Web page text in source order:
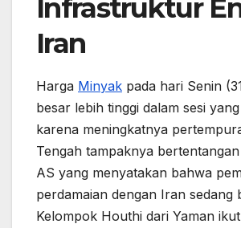
Infrastruktur
Iran
Harga Minyak pada hari Senin
besar lebih tinggi dalam sesi
karena meningkatnya
Tengah tampaknya
AS yang menyatakan bahwa
perdamaian dengan Iran sedang
Kelompok Houthi dari Yaman